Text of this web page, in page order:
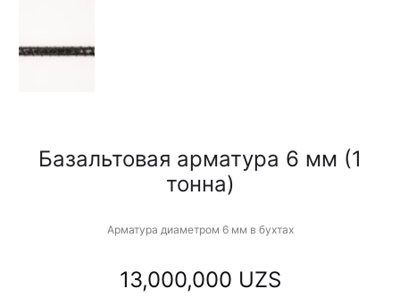
Базальтовая арматура 6 мм (1
тонна)
Арматура диаметром 6 мм в бухтах
13,000,000 UZS